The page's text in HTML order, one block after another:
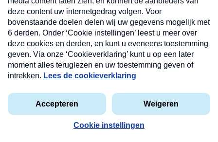
Robèrt van Beckhoven
Luxe vlechtbroodjes
Nieuwsbrief
Neem hier een gratis abonnement op onze
nieuwsbrief. Elke vrijdag- en dinsdagochtend in uw